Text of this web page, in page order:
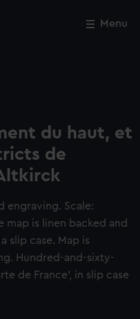
Menu
du haut, et
de
engraving. Scale:
map is linen backed and
slip case. Map is
Hundred-and-sixty-
de France', in slip case
Close